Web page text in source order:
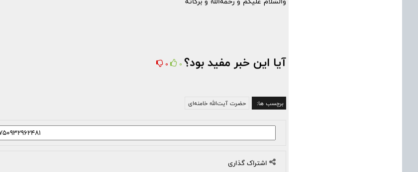
آیا این خبر مفید بود؟ 0
0
برچسب ها: حضرت آیت‌الله خامنه‌ای
اشتراک گذاری